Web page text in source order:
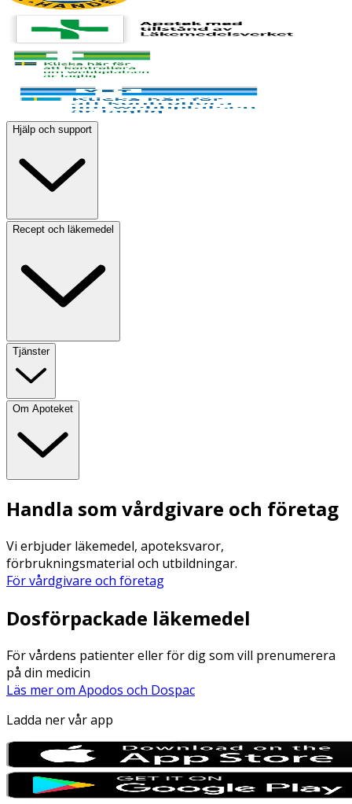
Hjälp och support
Recept och läkemedel
Tjänster
Om Apoteket
Handla som vårdgivare och företag
Vi erbjuder läkemedel, apoteksvaror,
förbrukningsmaterial och utbildningar.
För vårdgivare och företag
Dosförpackade läkemedel
För vårdens patienter eller för dig som vill prenumerera
på din medicin
Läs mer om Apodos och Dospac
Ladda ner vår app